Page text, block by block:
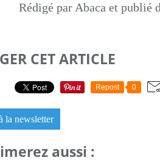
Rédigé par Abaca et publié
CET ARTICLE
Repost 0
la newsletter
aussi :